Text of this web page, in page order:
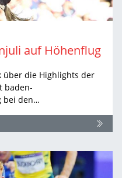
auf Höhenflug
über die Highlights der
baden-
bei den…